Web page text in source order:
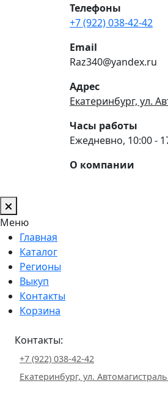
Телефоны
+7 (922) 038-42-42
Email
Raz340@yandex.ru
Адрес
Екатеринбург, ул.
Часы работы
Ежедневно, 10:00 -
О компании
Меню
Главная
Каталог
Регионы
Выкуп
Контакты
Корзина
Контакты:
+7 (922) 038-42-42
Екатеринбург, ул.